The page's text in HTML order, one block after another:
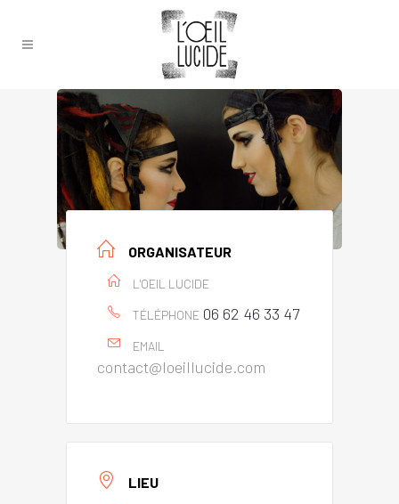
ORGANISATEUR
L'OEIL LUCIDE
TÉLÉPHONE 06 62 46 33 47
EMAIL
contact@loeillucide.com
LIEU